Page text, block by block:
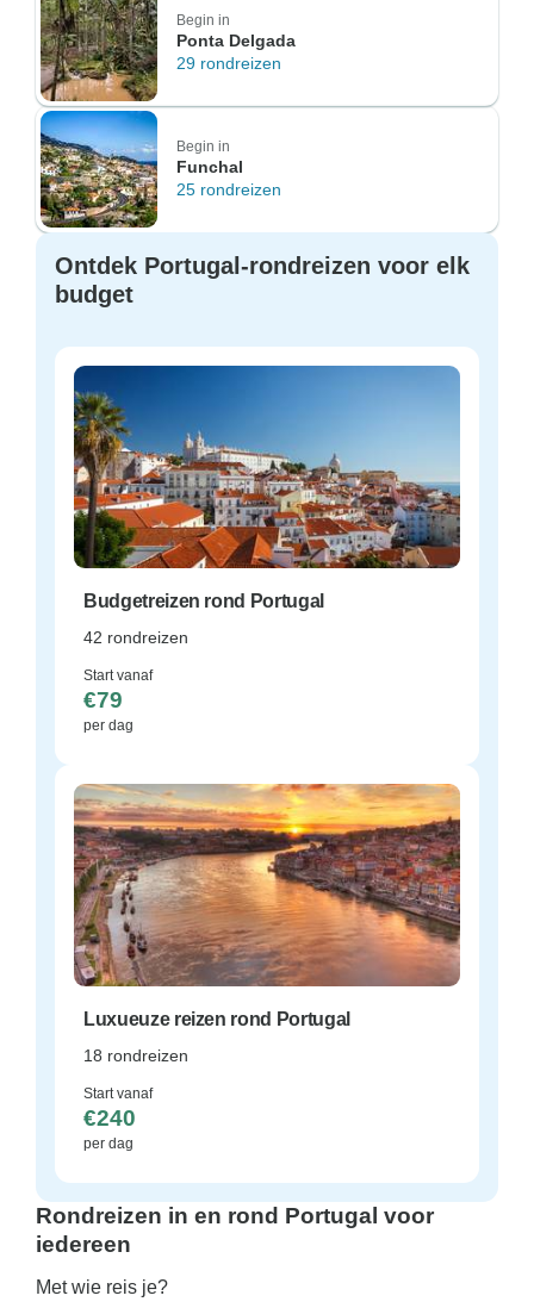
Begin in
Ponta Delgada
29 rondreizen
Begin in
Funchal
25 rondreizen
Ontdek Portugal-rondreizen voor elk
budget
Budgetreizen rond Portugal
42 rondreizen
Start vanaf
€79
per dag
Luxueuze reizen rond Portugal
18 rondreizen
Start vanaf
€240
per dag
Rondreizen in en rond Portugal voor
iedereen
Met wie reis je?